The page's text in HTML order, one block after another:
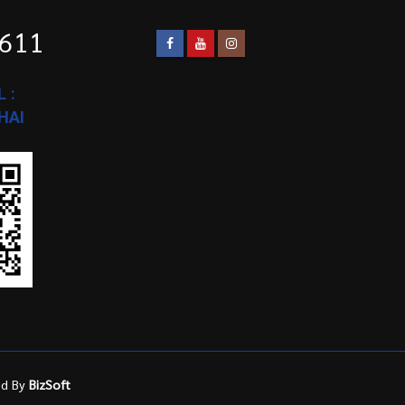
:
By BizSoft